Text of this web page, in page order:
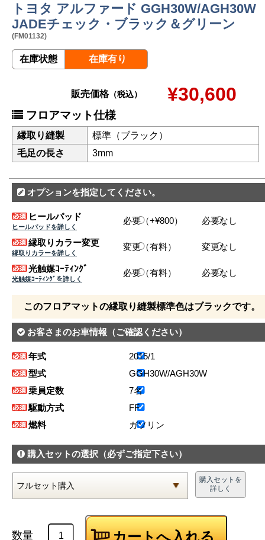
トヨタ アルファード GGH30W/AGH30W
JADEチェック・ブラック＆グリーン
(FM01132)
在庫状態 在庫有り
販売価格（税込） ¥30,600
フロアマット仕様
縁取り縫製
標準（ブラック）
毛足の長さ
3mm
オプションを指定してください。
ヒールパッド
ヒールパッドを詳しく
必要（+¥800） 必要なし
縁取りカラー変更
縁取りカラーを詳しく
変更（有料） 変更なし
光触媒ｺｰﾃｨﾝｸﾞ
光触媒ｺｰﾃｨﾝｸﾞを詳しく
必要（有料） 必要なし
このフロアマットの縁取り縫製標準色はブラックです。
お客さまのお車情報 （ご確認ください）
年式
2015/1
型式
GGH30W/AGH30W
乗員定数
7名
駆動方式
FF
燃料
ガソリン
購入セットの選択 （必ずご指定下さい）
購入セットを
詳しく
数量